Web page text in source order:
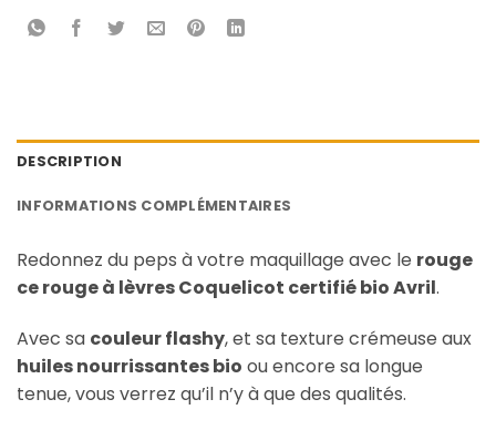
DESCRIPTION
INFORMATIONS COMPLÉMENTAIRES
Redonnez du peps à votre maquillage avec le rouge
ce rouge à lèvres Coquelicot certifié bio Avril.
Avec sa couleur flashy, et sa texture crémeuse aux
huiles nourrissantes bio ou encore sa longue
tenue, vous verrez qu’il n’y à que des qualités.